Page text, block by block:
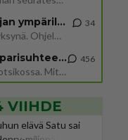
Uuden TTK-juontajan ympärillä epätietoisuus sakenee - Nyt MTV hämmentää soppaa
TTK tulee taas tänä syksynä. Ohjelman uudet tähtioppilaat julkistetaan torstaina 6. elokuuta klo 14 alkavassa lehdistö
34
Mitä tuot pöytään parisuhteessa?
Siinäpä se kysymys on otsikossa. Mitäpä siis tuot/toisit pöytään parisuhteessa? Oletko mies vai nainen? Koetko sen mitä
456
VIIHDE
elävä Satu sai